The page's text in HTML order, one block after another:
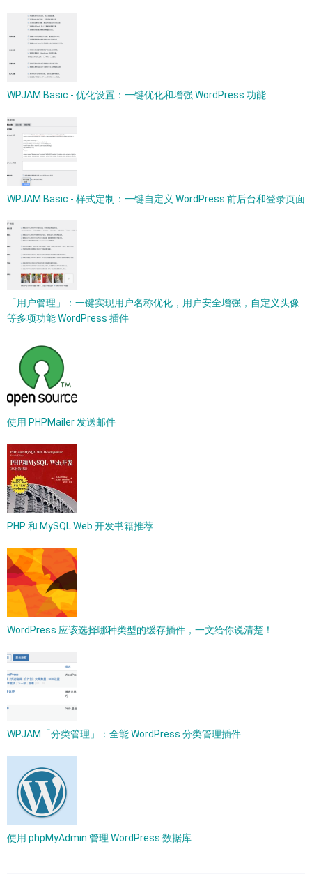
WPJAM Basic - 优化设置：一键优化和增强 WordPress 功能
WPJAM Basic - 样式定制：一键自定义 WordPress 前后台和登录页面
「用户管理」：一键实现用户名称优化，用户安全增强，自定义头像
等多项功能 WordPress 插件
使用 PHPMailer 发送邮件
PHP 和 MySQL Web 开发书籍推荐
WordPress 应该选择哪种类型的缓存插件，一文给你说清楚！
WPJAM「分类管理」：全能 WordPress 分类管理插件
使用 phpMyAdmin 管理 WordPress 数据库